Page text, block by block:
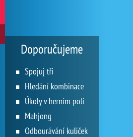
Doporučujeme
Spojuj tři
Hledání kombinace
Úkoly v herním poli
Mahjong
Odbourávání kuliček